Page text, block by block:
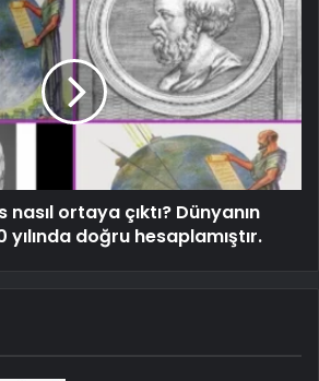
ortaya çıktı? Dünyanın
doğru hesaplamıştır.